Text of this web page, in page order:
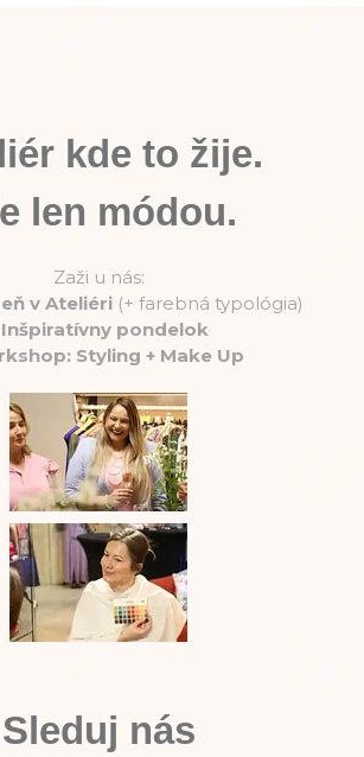
kde to žije.
len módou.
Zaži u nás:
v Ateliéri (+ farebná typológia)
Inšpiratívny pondelok
Styling + Make Up
Sleduj nás